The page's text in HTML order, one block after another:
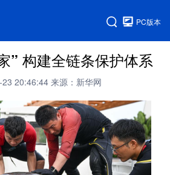
PC版本
” 构建全链条保护体系
20:46:44 来源：新华网